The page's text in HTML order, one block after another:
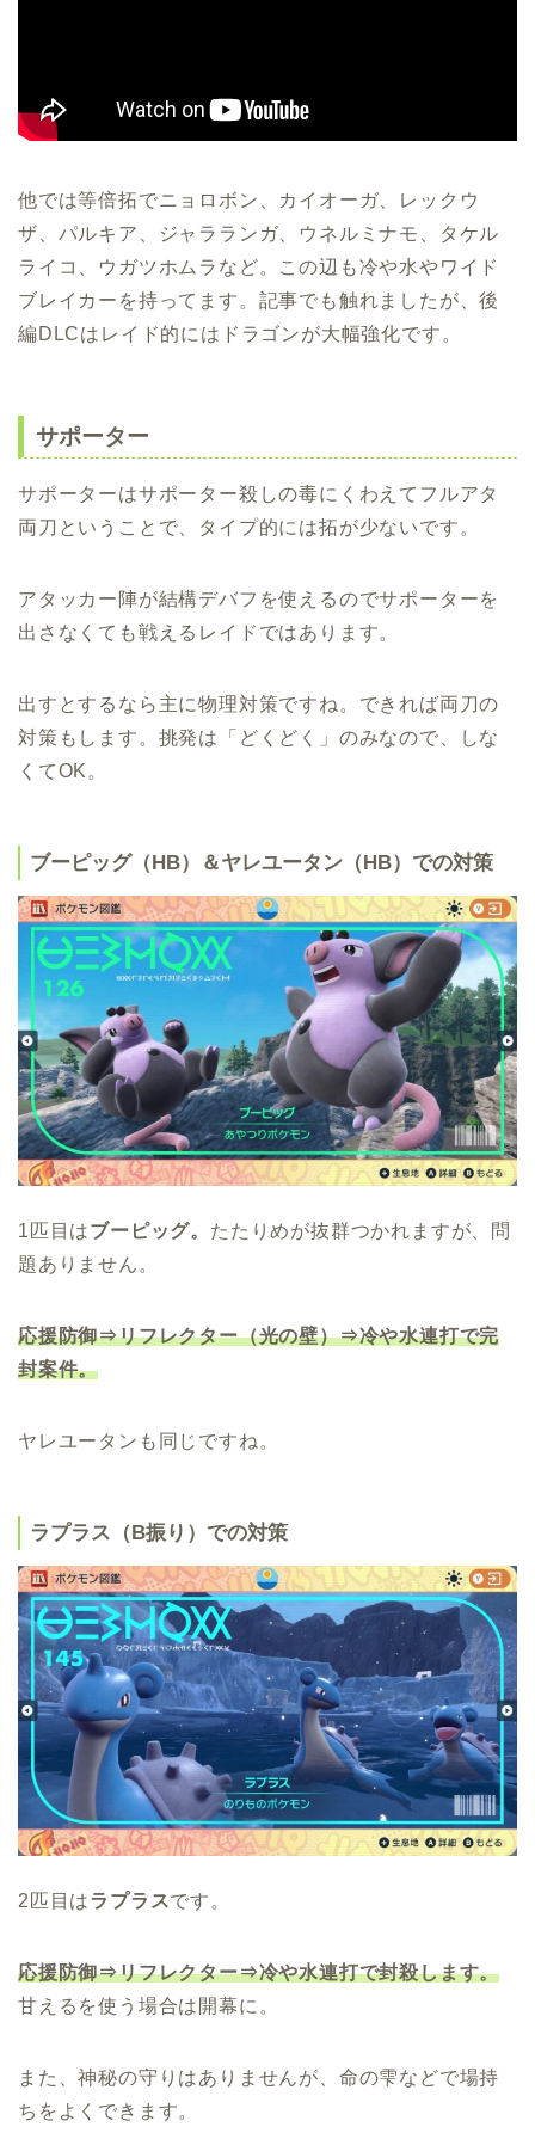
他では等倍拓でニョロボン、カイオーガ、レックウ
ザ、パルキア、ジャラランガ、ウネルミナモ、タケル
ライコ、ウガツホムラなど。この辺も冷や水やワイド
ブレイカーを持ってます。記事でも触れましたが、後
編DLCはレイド的にはドラゴンが大幅強化です。
サポーター
サポーターはサポーター殺しの毒にくわえてフルアタ
両刀ということで、タイプ的には拓が少ないです。
アタッカー陣が結構デバフを使えるのでサポーターを
出さなくても戦えるレイドではあります。
出すとするなら主に物理対策ですね。できれば両刀の
対策もします。挑発は「どくどく」のみなので、しな
くてOK。
ブーピッグ（HB）＆ヤレユータン（HB）での対策
1匹目はブーピッグ。 たたりめが抜群つかれますが、問
題ありません。
応援防御⇒リフレクター（光の壁）⇒冷や水連打で完
封案件。
ヤレユータンも同じですね。
ラプラス（B振り）での対策
2匹目はラプラスです。
応援防御⇒リフレクター⇒冷や水連打で封殺します。
甘えるを使う場合は開幕に。
また、神秘の守りはありませんが、命の雫などで場持
ちをよくできます。